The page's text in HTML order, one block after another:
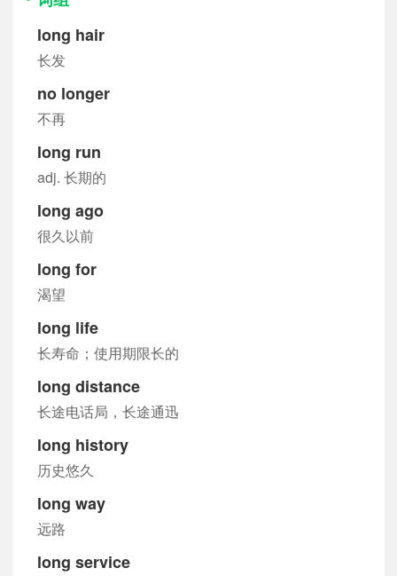
long hair
长发
no longer
不再
long run
adj. 长期的
long ago
很久以前
long for
渴望
long life
长寿命；使用期限长的
long distance
长途电话局，长途通迅
long history
历史悠久
long way
远路
long service